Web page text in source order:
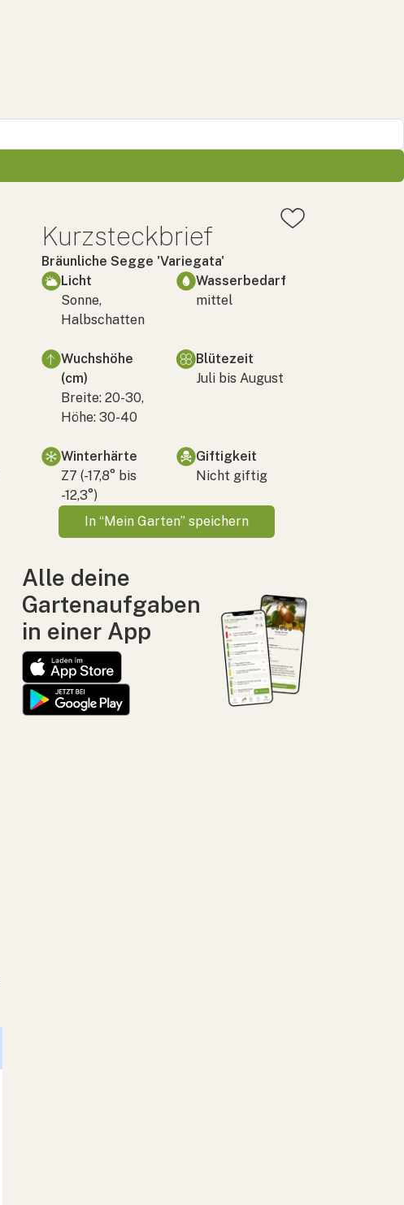
Kurzsteckbrief
Bräunliche Segge 'Variegata'
Licht
Sonne,
Halbschatten
Wasserbedarf
mittel
Wuchshöhe
(cm)
Breite: 20-30,
Höhe: 30-40
Blütezeit
Juli bis August
Winterhärte
Z7 (-17,8° bis
-12,3°)
Giftigkeit
Nicht giftig
In “Mein Garten” speichern
Alle deine
Gartenaufgaben
in einer App